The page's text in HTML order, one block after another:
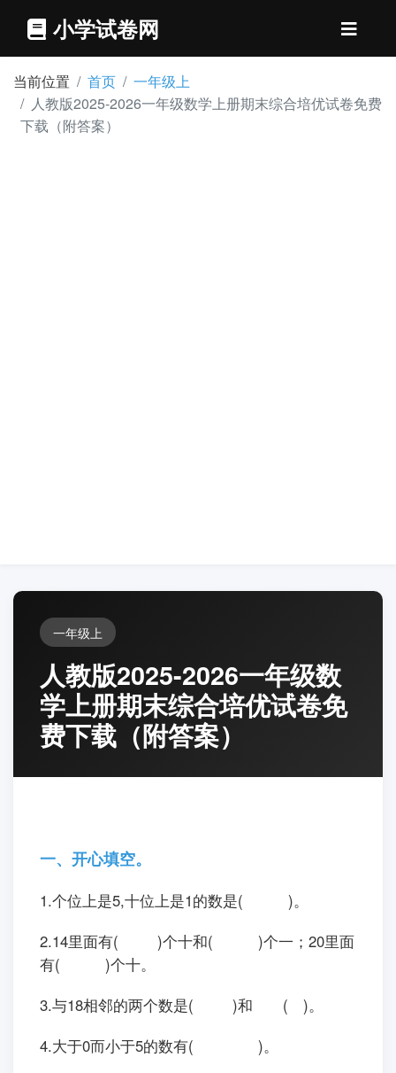
小学试卷网
当前位置 首页
一年级上
人教版2025-2026一年级数学上册期末综合培优试卷免费
下载（附答案）
一年级上
人教版2025-2026一年级数
学上册期末综合培优试卷免
费下载（附答案）
一、开心填空。
1.个位上是5,十位上是1的数是( )。
2.14里面有( )个十和( )个一；20里面
有( )个十。
3.与18相邻的两个数是( )和 ( )。
4.大于0而小于5的数有( )。